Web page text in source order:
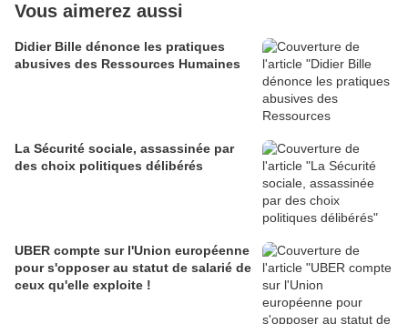
Vous aimerez aussi
Didier Bille dénonce les pratiques
abusives des Ressources Humaines
La Sécurité sociale, assassinée par
des choix politiques délibérés
UBER compte sur l'Union européenne
pour s'opposer au statut de salarié de
ceux qu'elle exploite !